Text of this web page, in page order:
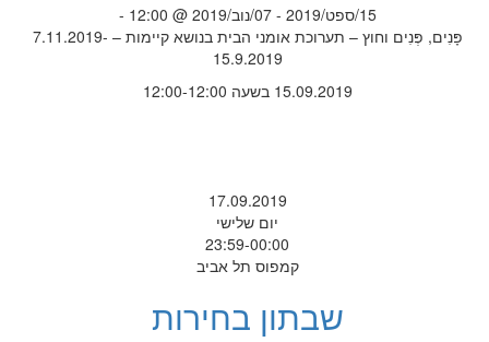
15/ספט/2019 - 07/נוב/2019 @ 12:00 -
פָּנִים, פְּנִים וחוץ – תערוכת אומני הבית בנושא קיימות – 7.11.2019-
15.9.2019
15.09.2019 בשעה 12:00-12:00
17.09.2019
יום שלישי
23:59-00:00
קמפוס תל אביב
שבתון בחירות